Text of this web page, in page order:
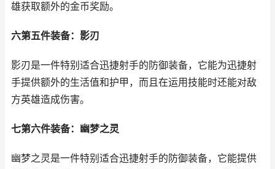
雄获取额外的金币奖励。
六第五件装备：影刃
影刃是一件特别适合迅捷射手的防御装备，它能为迅捷射
手提供额外的生活值和护甲，而且在运用技能时还能对敌
方英雄造成伤害。
七第六件装备：幽梦之灵
幽梦之灵是一件特别适合迅捷射手的防御装备，它能提供